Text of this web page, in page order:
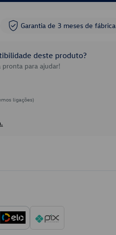
Garantia de 3 meses de fábrica
deste produto?
pronta para ajudar!
ligações)